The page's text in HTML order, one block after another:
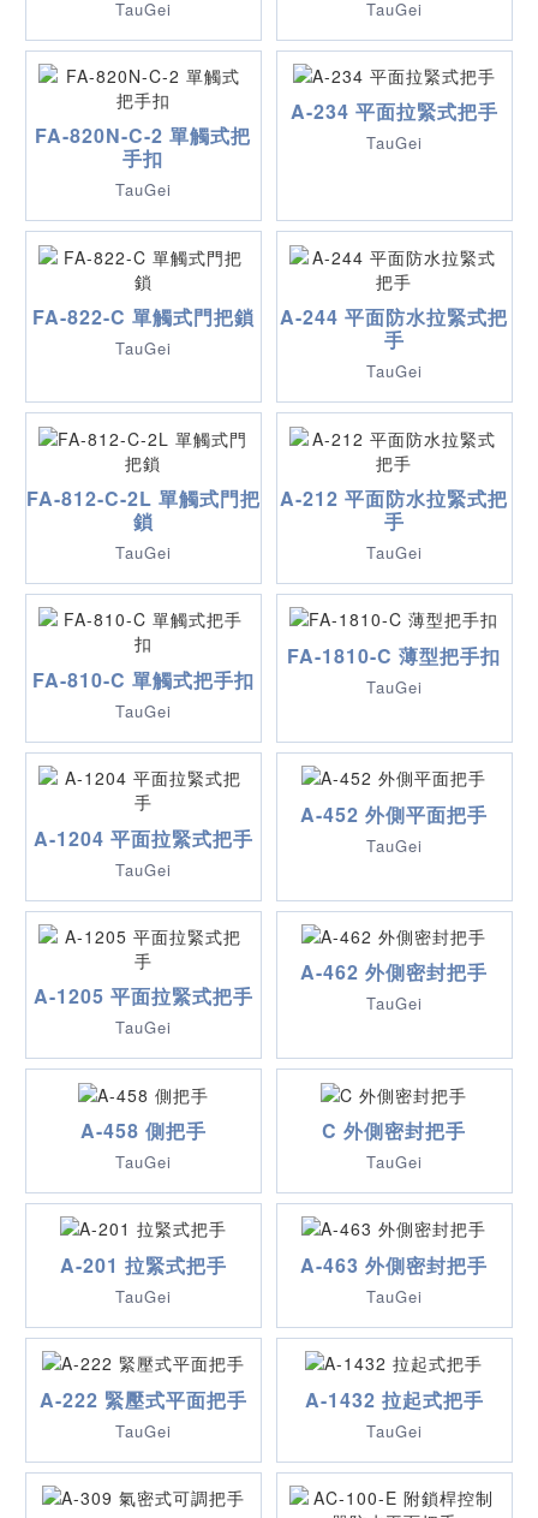
TauGei TauGei
FA-820N-C-2 單觸式把
手扣
TauGei
A-234 平面拉緊式把手
TauGei
FA-822-C 單觸式門把鎖
TauGei
A-244 平面防水拉緊式把
手
TauGei
FA-812-C-2L 單觸式門把
鎖
TauGei
A-212 平面防水拉緊式把
手
TauGei
FA-810-C 單觸式把手扣
TauGei
FA-1810-C 薄型把手扣
TauGei
A-1204 平面拉緊式把手
TauGei
A-452 外側平面把手
TauGei
A-1205 平面拉緊式把手
TauGei
A-462 外側密封把手
TauGei
A-458 側把手
TauGei
C 外側密封把手
TauGei
A-201 拉緊式把手
TauGei
A-463 外側密封把手
TauGei
A-222 緊壓式平面把手
TauGei
A-1432 拉起式把手
TauGei